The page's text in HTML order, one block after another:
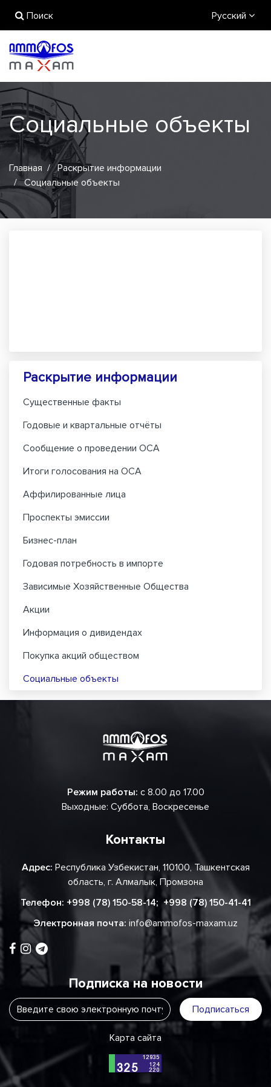
Поиск Русский
Социальные объекты
Главная
Раскрытие информации
Социальные объекты
Раскрытие информации
Существенные факты
Годовые и квартальные отчёты
Сообщение о проведении ОСА
Итоги голосования на ОСА
Аффилированные лица
Проспекты эмиссии
Бизнес-план
Годовая потребность в импорте
Зависимые Хозяйственные Общества
Акции
Информация о дивидендах
Покупка акций обществом
Социальные объекты
Режим работы: с 8.00 до 17.00
Выходные: Суббота, Воскресенье
Контакты
Адрес: Республика Узбекистан, 110100, Ташкентская
область, г. Алмалык, Промзона
Телефон: +998 (78) 150-58-14; +998 (78) 150-41-41
Электронная почта: info@ammofos-maxam.uz
Подписка на новости
Подписаться
Карта сайта